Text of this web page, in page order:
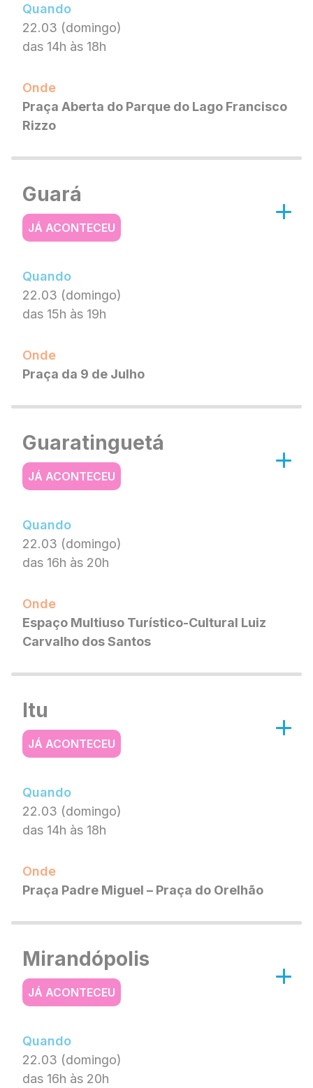
Quando
22.03 (domingo)
das 14h às 18h
Onde
Praça Aberta do Parque do Lago Francisco
Rizzo
Guará
JÁ ACONTECEU
Quando
22.03 (domingo)
das 15h às 19h
Onde
Praça da 9 de Julho
Guaratinguetá
JÁ ACONTECEU
Quando
22.03 (domingo)
das 16h às 20h
Onde
Espaço Multiuso Turístico-Cultural Luiz
Carvalho dos Santos
Itu
JÁ ACONTECEU
Quando
22.03 (domingo)
das 14h às 18h
Onde
Praça Padre Miguel – Praça do Orelhão
Mirandópolis
JÁ ACONTECEU
Quando
22.03 (domingo)
das 16h às 20h